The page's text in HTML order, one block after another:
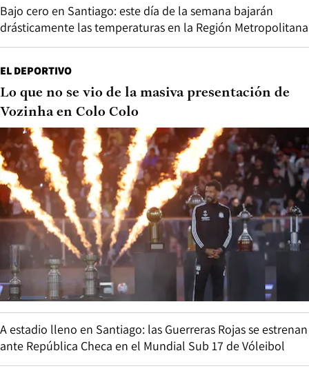
Bajo cero en Santiago: este día de la semana bajarán
drásticamente las temperaturas en la Región Metropolitana
EL DEPORTIVO
Lo que no se vio de la masiva presentación de
Vozinha en Colo Colo
A estadio lleno en Santiago: las Guerreras Rojas se estrenan
ante República Checa en el Mundial Sub 17 de Vóleibol